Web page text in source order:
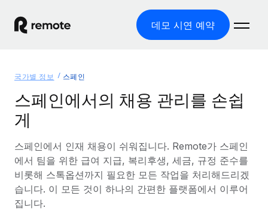
데모 시연 예약
글로벌 급여
규정을 준수하며 급여 지급을 손쉽게 처리
기록상 고용주(EOR)
법인 설립 비용 없이 전 세계로 사업을 확장
솔루션
글로벌 서비스 제공
국가별 정보
국가별 글로벌 채용 지원 알아보기
미국 주별 정보
리소스
도구 및 계산기
요금
국가별 정보 스페인
스페인에서의 채용 관리를 손쉽
게
스페인에서 인재 채용이 쉬워집니다. Remote가 스페인
에서 팀을 위한 급여 지급, 복리후생, 세금, 규정 준수를
비롯해 스톡옵션까지 필요한 모든 작업을 처리해드리겠
습니다. 이 모든 것이 하나의 간편한 플랫폼에서 이루어
집니다.